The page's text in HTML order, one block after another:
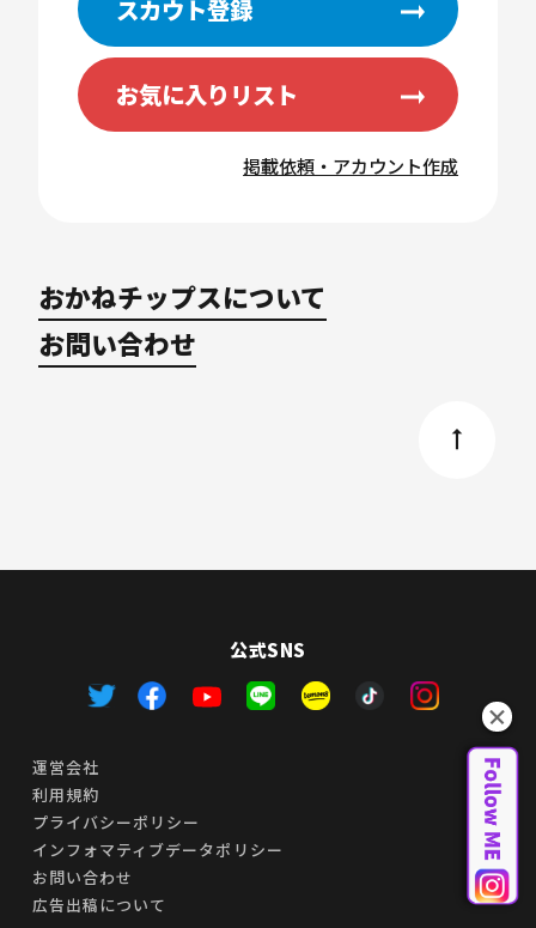
スカウト登録
お気に入りリスト
掲載依頼・アカウント作成
おかねチップスについて
お問い合わせ
公式SNS
運営会社
利用規約
プライバシーポリシー
インフォマティブデータポリシー
お問い合わせ
広告出稿について